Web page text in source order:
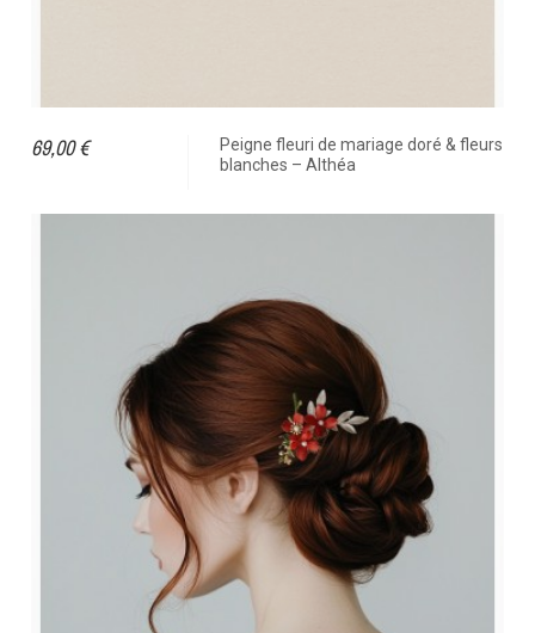
Peigne fleuri de mariage doré & fleurs
blanches – Althéa
69,00 €